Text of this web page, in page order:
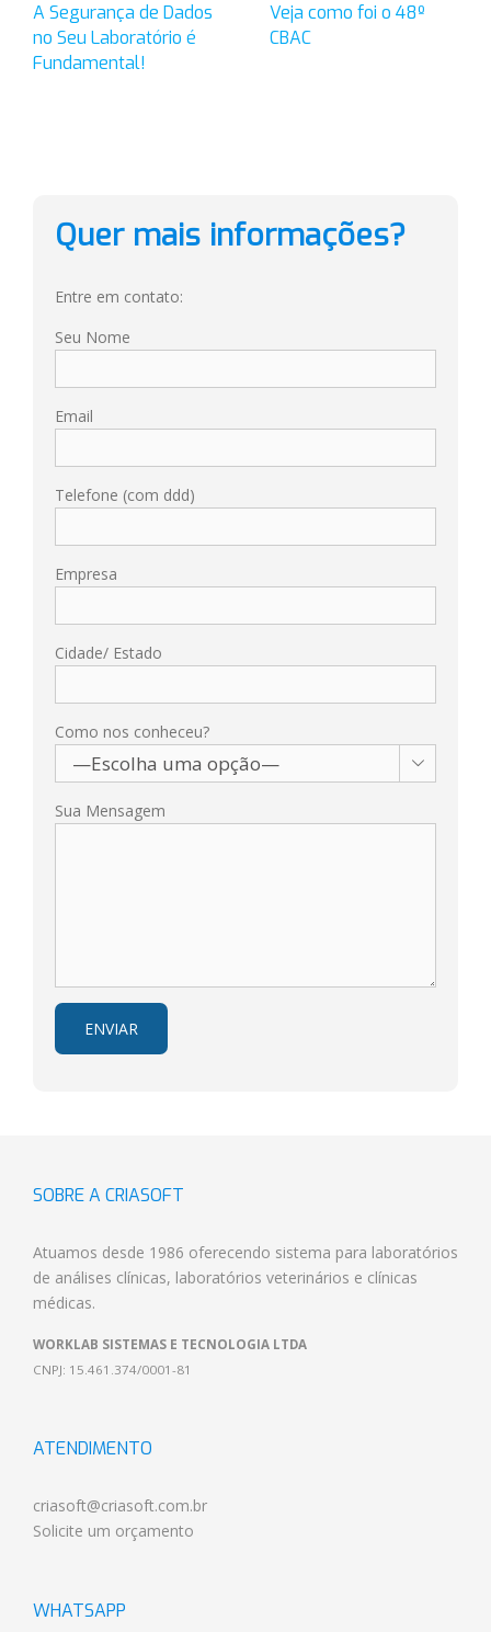
A Segurança de Dados
no Seu Laboratório é
Fundamental!
Veja como foi o 48º
CBAC
Quer mais informações?
Entre em contato:
Seu Nome
Email
Telefone (com ddd)
Empresa
Cidade/ Estado
Como nos conheceu?

Sua Mensagem
SOBRE A CRIASOFT
Atuamos desde 1986 oferecendo sistema para laboratórios
de análises clínicas, laboratórios veterinários e clínicas
médicas.
WORKLAB SISTEMAS E TECNOLOGIA LTDA
CNPJ: 15.461.374/0001-81
ATENDIMENTO
criasoft@criasoft.com.br
Solicite um orçamento
WHATSAPP